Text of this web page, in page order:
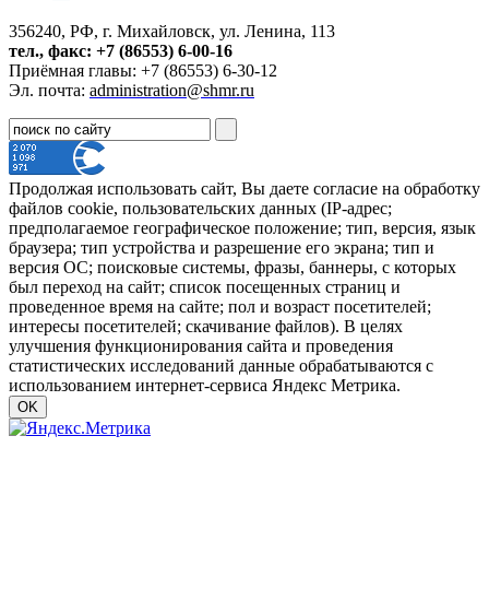
356240, РФ, г. Михайловск, ул. Ленина, 113
тел., факс: +7 (86553) 6-00-16
Приёмная главы: +7 (86553) 6-30-12
Эл. почта: administration@shmr.ru
Продолжая использовать сайт, Вы даете согласие на обработку
файлов cookie, пользовательских данных (IP-адрес;
предполагаемое географическое положение; тип, версия, язык
браузера; тип устройства и разрешение его экрана; тип и
версия ОС; поисковые системы, фразы, баннеры, с которых
был переход на сайт; список посещенных страниц и
проведенное время на сайте; пол и возраст посетителей;
интересы посетителей; скачивание файлов). В целях
улучшения функционирования сайта и проведения
статистических исследований данные обрабатываются с
использованием интернет-сервиса Яндекс Метрика.
OK